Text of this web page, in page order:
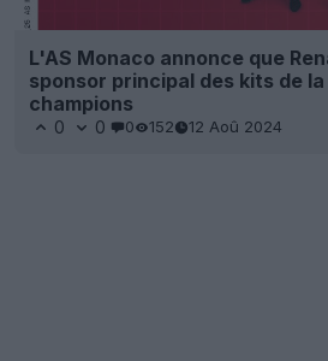
L'AS Monaco annonce que
sponsor principal des kits de la
champions
0 0 0 152 12 Aoû 2024